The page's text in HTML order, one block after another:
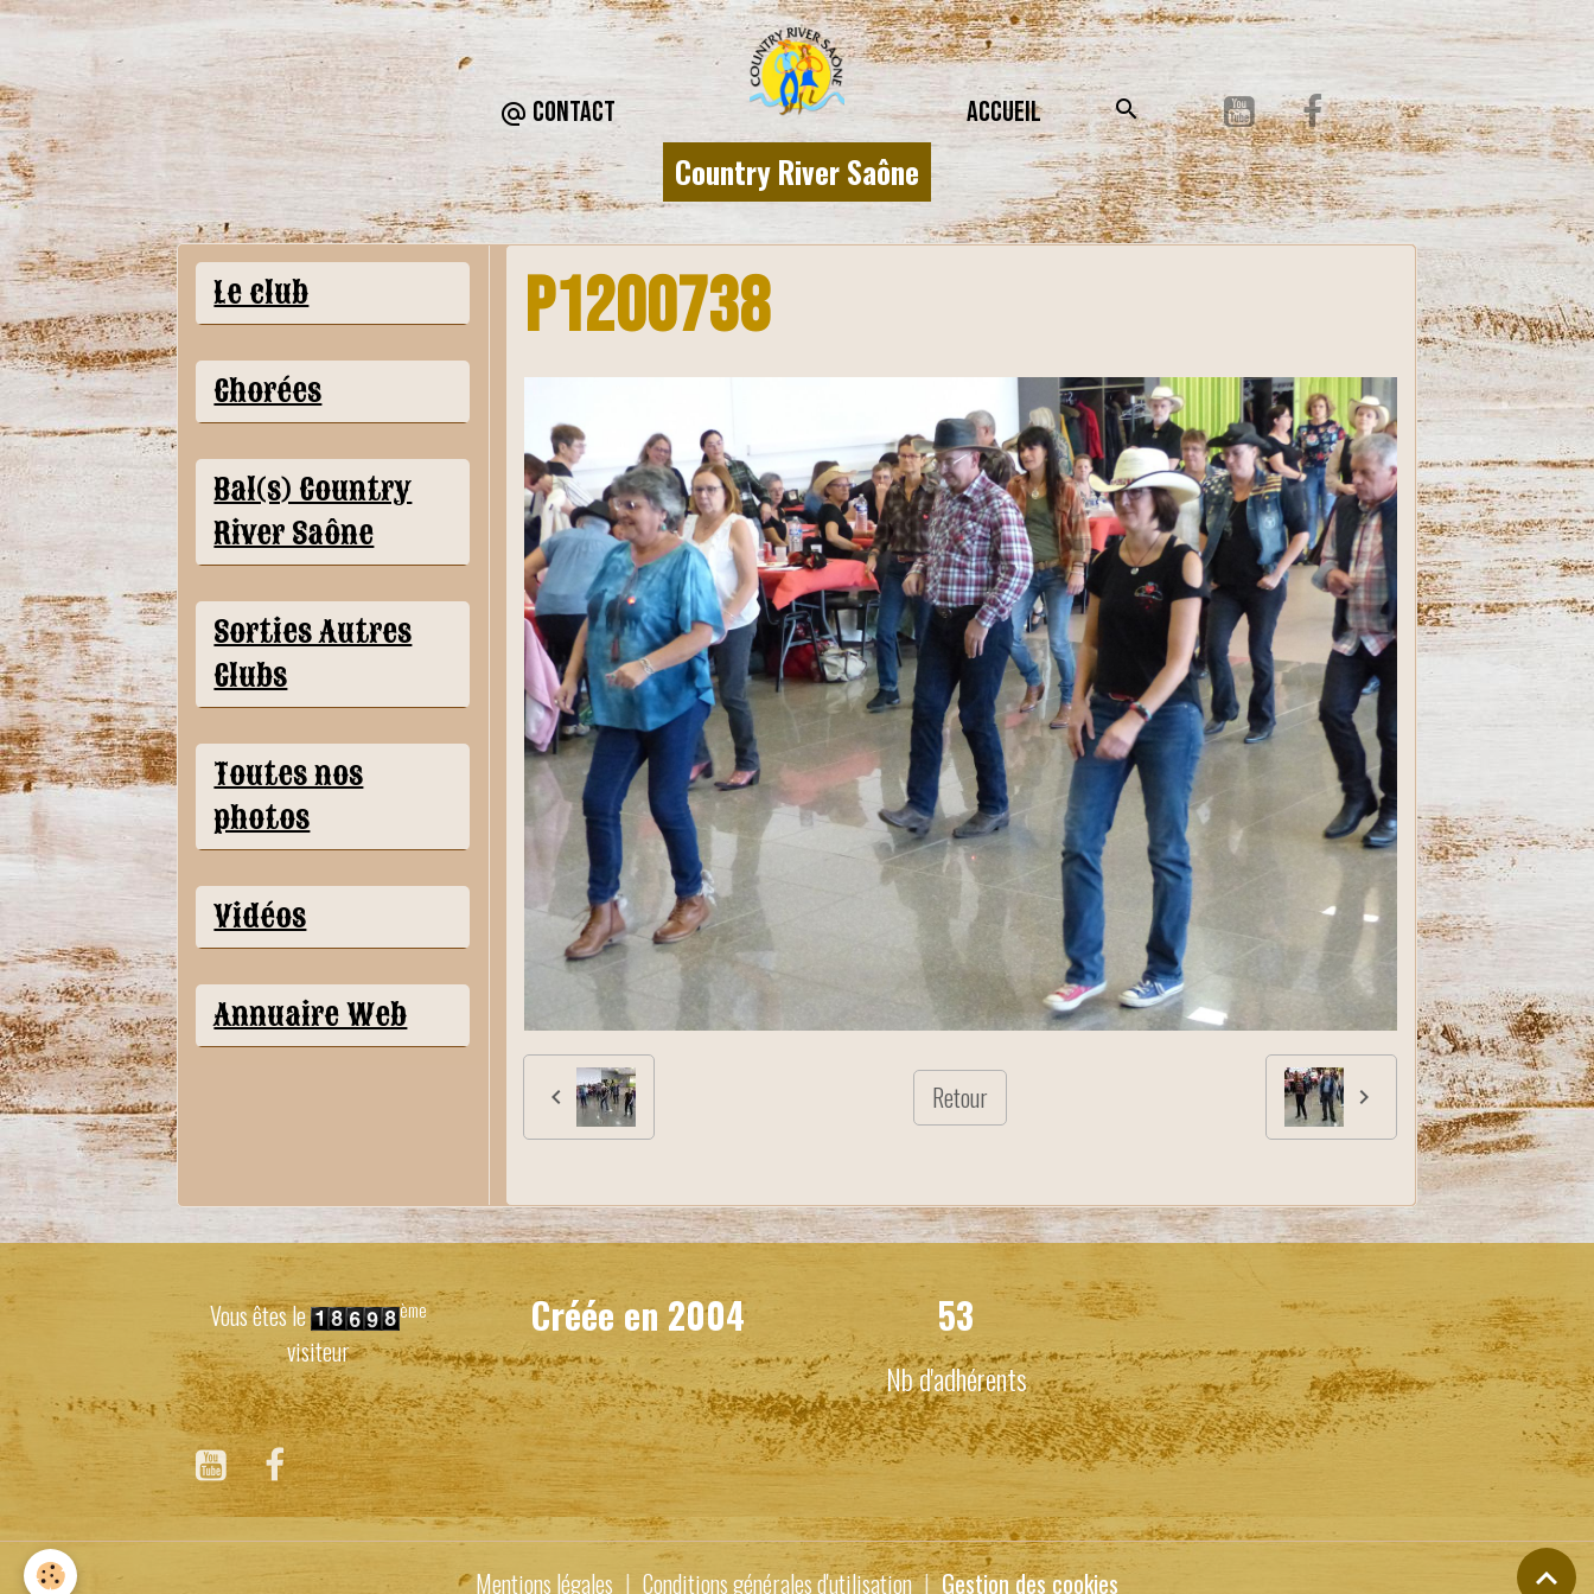
CONTACT
Country River Saône
Accueil
P1200738
Retour
Le club
Chorées
Bal(s) Country
River Saône
Sorties Autres
Clubs
Toutes nos
photos
Vidéos
Annuaire Web
Vous êtes le ème
visiteur
Créée en 2004 53
Nb d'adhérents
Mentions légales Conditions générales d'utilisation Gestion des cookies